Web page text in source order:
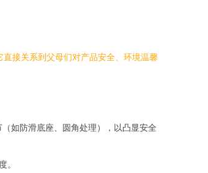
接关系到父母们对产品安全、环境温馨
如防滑底座、圆角处理），以凸显安全
。